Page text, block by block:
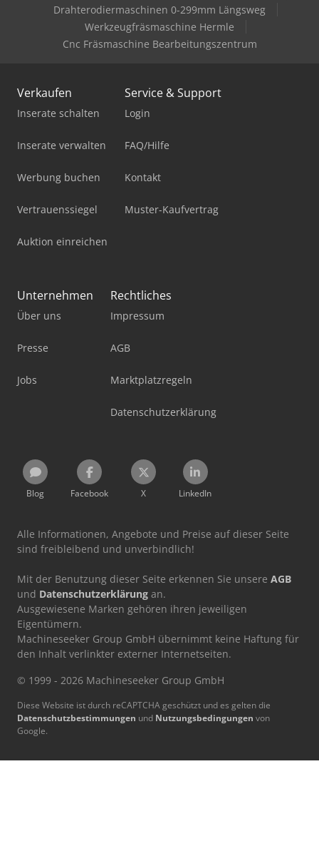
Drahterodiermaschinen 0-299mm Längsweg
Werkzeugfräsmaschine Hermle
Cnc Fräsmaschine Bearbeitungszentrum
Verkaufen
Inserate schalten
Inserate verwalten
Werbung buchen
Vertrauenssiegel
Auktion einreichen
Service & Support
Login
FAQ/Hilfe
Kontakt
Muster-Kaufvertrag
Unternehmen
Über uns
Presse
Jobs
Rechtliches
Impressum
AGB
Marktplatzregeln
Datenschutzerklärung
Blog Facebook X LinkedIn
Alle Informationen, Angebote und Preise auf dieser Seite
sind freibleibend und unverbindlich!
Mit der Benutzung dieser Seite erkennen Sie unsere AGB
und Datenschutzerklärung an.
Ausgewiesene Marken gehören ihren jeweiligen
Eigentümern.
Machineseeker Group GmbH übernimmt keine Haftung für
den Inhalt verlinkter externer Internetseiten.
© 1999 - 2026 Machineseeker Group GmbH
Diese Website ist durch reCAPTCHA geschützt und es gelten die
Datenschutzbestimmungen und Nutzungsbedingungen von
Google.